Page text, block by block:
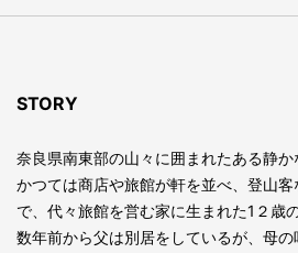
STORY
奈良県南東部の山々に囲まれたある静か
かつては商店や旅館が軒を並べ、登山
で、代々旅館を営む家に生まれた1２歳
数年前から父は別居をしているが、母